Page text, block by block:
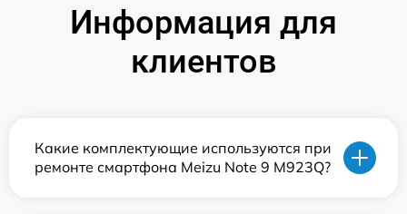
Информация для
клиентов
Какие комплектующие используются при
ремонте смартфона Meizu Note 9 M923Q?